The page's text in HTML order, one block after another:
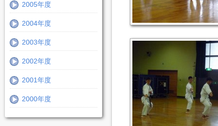
2005年度
2004年度
2003年度
2002年度
2001年度
2000年度